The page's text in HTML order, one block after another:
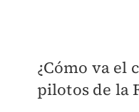
¿Cómo va el
pilotos de la